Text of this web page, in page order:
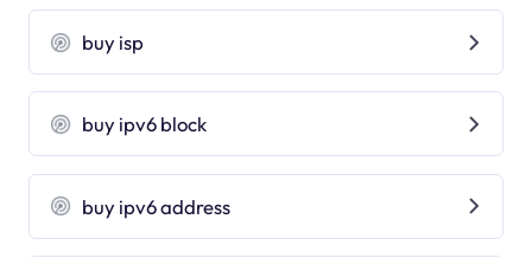
buy isp
buy ipv6 block
buy ipv6 address